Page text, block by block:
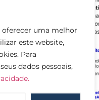
oferecer uma melhor
este website,
Para
dados pessoais,